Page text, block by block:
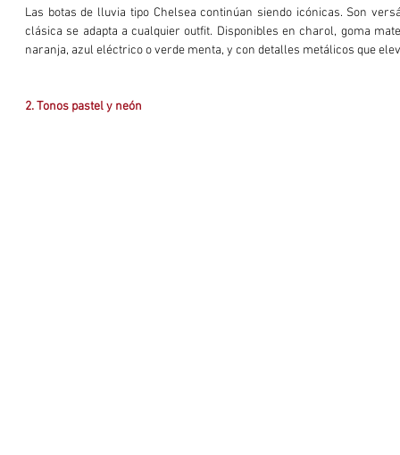
Las botas de lluvia tipo Chelsea continúan siendo icónicas. Son
clásica se adapta a cualquier outfit. Disponibles en charol, goma
naranja, azul eléctrico o verde menta, y con detalles metálicos que
2. Tonos pastel y neón